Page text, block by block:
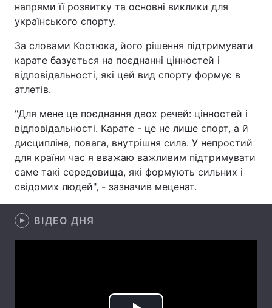
Головна
Україна Політика
Економіка Світ
Техно і зв'язок Лайт
Зброя Інциденти
Здоров'я Туризм
Цікавинки
Екологія Регіони
напрями її розвитку та основні виклики для
українського спорту.
За словами Костюка, його рішення підтримувати
карате базується на поєднанні цінностей і
відповідальності, які цей вид спорту формує в
атлетів.
"Для мене це поєднання двох речей: цінностей і
відповідальності. Карате - це не лише спорт, а й
дисципліна, повага, внутрішня сила. У непростий
для країни час я вважаю важливим підтримувати
саме такі середовища, які формують сильних і
свідомих людей", - зазначив меценат.
ВІДЕО ДНЯ